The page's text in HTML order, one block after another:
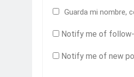
Guarda mi nombre,
Notify me of
Notify me of new